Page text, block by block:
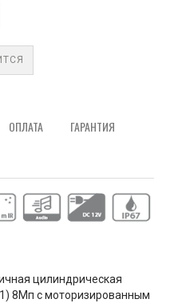
ОПЛАТА ГАРАНТИЯ
цилиндрическая
8Мп с моторизированным